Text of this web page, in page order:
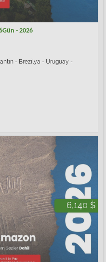
- 2026
- Brezilya - Uruguay -
6,140 $